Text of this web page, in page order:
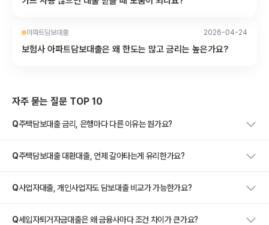
아파트담보대출 2026-04-24
보험사 아파트담보대출은 왜 한도는 많고 금리는 높은가요?
자주 묻는 질문 TOP 10
Q주택담보대출 금리, 은행마다 다른 이유는 뭔가요?
Q주택담보대출 대환대출, 언제 갈아타는게 유리한가요?
Q사업자대출, 개인사업자도 담보대출 비교가 가능한가요?
Q세입자퇴거자금대출은 왜 금융사마다 조건 차이가 큰가요?